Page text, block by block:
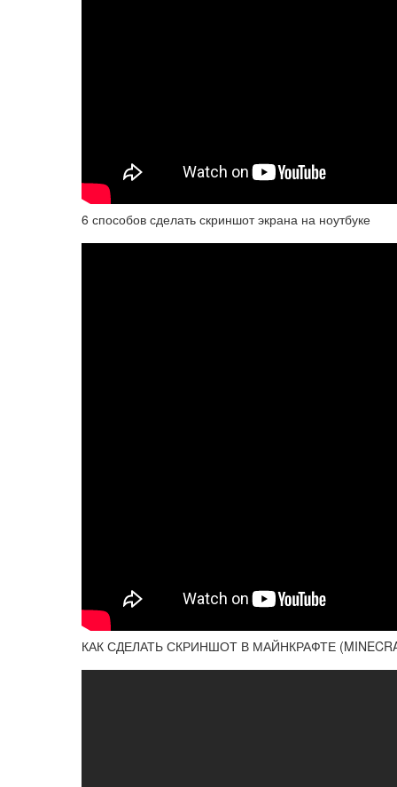
6 способов сделать скриншот экрана на ноутбуке
КАК СДЕЛАТЬ СКРИНШОТ В МАЙНКРАФТЕ